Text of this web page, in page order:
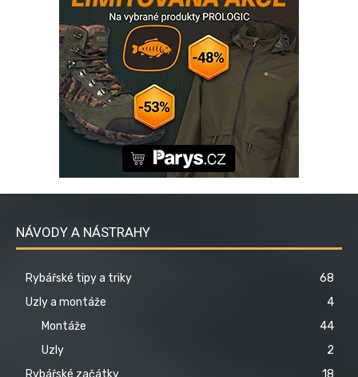
NÁVODY A NÁSTRAHY
Rybářské tipy a triky
68
Uzly a montáže
4
Montáže
44
Uzly
2
Rybářské začátky
18